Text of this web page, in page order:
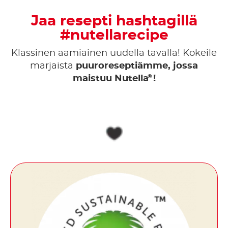
Jaa resepti hashtagillä
#nutellarecipe
Klassinen aamiainen uudella tavalla! Kokeile
marjaista puuroreseptiämme, jossa
maistuu Nutella® !